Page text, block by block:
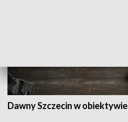
Dawny Szczecin w obiektywie